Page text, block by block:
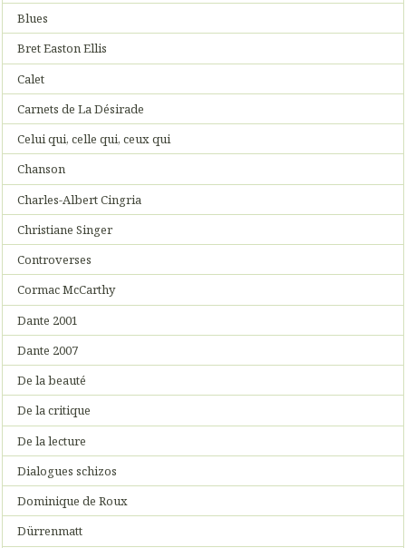
Blues
Bret Easton Ellis
Calet
Carnets de La Désirade
Celui qui, celle qui, ceux qui
Chanson
Charles-Albert Cingria
Christiane Singer
Controverses
Cormac McCarthy
Dante 2001
Dante 2007
De la beauté
De la critique
De la lecture
Dialogues schizos
Dominique de Roux
Dürrenmatt